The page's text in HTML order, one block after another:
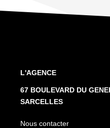
L'AGENCE
67 BOULEVARD DU
SARCELLES
Nous contacter